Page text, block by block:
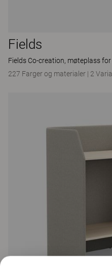
Fields
Fields Co-creation, møteplass
227 Farger og materialer | 2